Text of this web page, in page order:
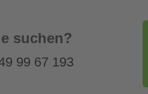
suchen?
99 67 193